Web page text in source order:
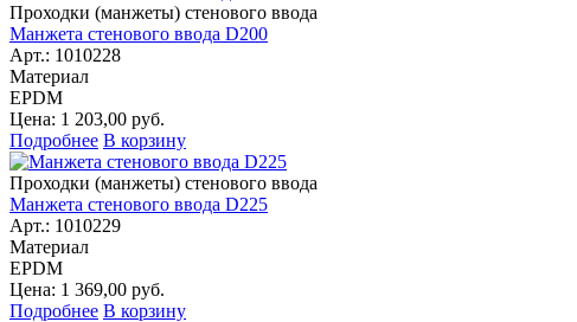
Проходки (манжеты) стенового ввода
Манжета стенового ввода D200
Арт.: 1010228
Материал
EPDM
Цена: 1 203,00 руб.
Подробнее В корзину
Проходки (манжеты) стенового ввода
Манжета стенового ввода D225
Арт.: 1010229
Материал
EPDM
Цена: 1 369,00 руб.
Подробнее В корзину